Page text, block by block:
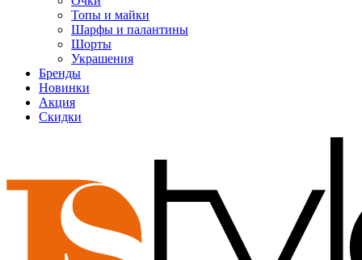
Топы и майки
Шарфы и палантины
Шорты
Украшения
Бренды
Новинки
Акция
Скидки